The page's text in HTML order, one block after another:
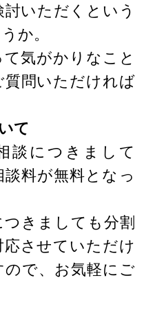
いただくという
か。
気がかりなこと
問いただければ
て
談につきまして
料が無料となっ
きましても分割
させていただけ
で、お気軽にご